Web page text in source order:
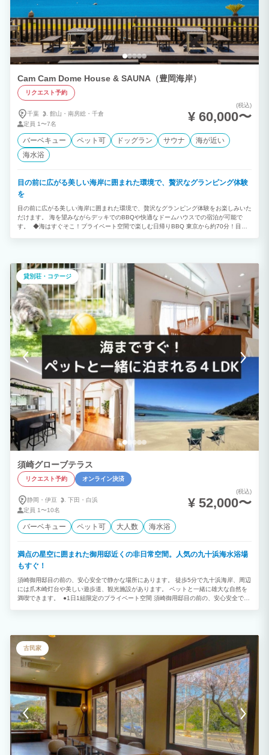
Cam Cam Dome House & SAUNA（豊岡海岸）
リクエスト予約
千葉 館山・ 南房総・ 千倉
定員 1〜7名
(税込)
¥ 60,000〜
バーベキュー ペット可 ドッグラン サウナ
海が近い
海水浴
目の前に広がる美しい海岸に囲まれた環境で、贅沢なグランピング体験
を
目の前に広がる美しい海岸に囲まれた環境で、贅沢なグランピング体験をお楽しみいた
だけます。 海を望みながらデッキでのBBQや快適なドームハウスでの宿泊が可能で
す。 ◆海はすぐそこ！プライベート空間で楽しむ日帰りBBQ 東京から約70分！目の
House in SAUNA（豊岡海岸）はサウナも楽しめる新しいタイプのグランピング場で
す。 サウナ室は房総の美しい海を眺めながらロウリュなど楽しめます。海風を感じな
がらととのいタイムは最高です！ ◆ペットと一緒にお過ごしいただけます。 B棟のみ
ペットも一緒に館内で過ごせます。ペット用ケージやお風呂、ドッグランもあります。
貸別荘・コテージ
須崎グローブテラス
リクエスト予約 オンライン決済
静岡・伊豆 下田・ 白浜
定員 1〜10名
(税込)
¥ 52,000〜
バーベキュー ペット可 大人数 海水浴
満点の星空に囲まれた御用邸近くの非日常空間。人気の九十浜海水浴場
もすぐ！
須崎御用邸目の前の、安心安全で静かな場所にあります。 徒歩5分で九十浜海岸、周辺
には爪木崎灯台や美しい遊歩道、観光施設があります。 ペットと一緒に雄大な自然を
満喫できます。 ●1日1組限定のプライベート空間 須崎御用邸目の前の、安心安全で静
トレッキングや海釣りも楽しめます。 ●すぐそばに壮大な海 九十浜海岸まで徒歩5分
の道は下り坂で、白い道の先に空と海がいっぱいに広がっています。周辺には爪木崎灯
台や美しい遊歩道、観光施設があります。 ペットと一緒に自然を満喫してください。
古民家